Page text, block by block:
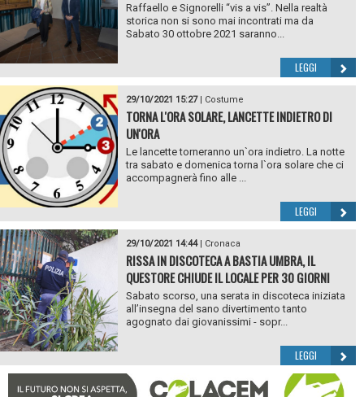
Raffaello e Signorelli “vis a vis”. Nella realtà
storica non si sono mai incontrati ma da
Sabato 30 ottobre 2021 saranno...
LEGGI
29/10/2021 15:27| Costume
TORNA L'ORA SOLARE, LANCETTE INDIETRO DI
UN'ORA
Le lancette torneranno un`ora indietro. La notte
tra sabato e domenica torna l`ora solare che ci
accompagnerà fino alle ...
LEGGI
29/10/2021 14:44| Cronaca
RISSA IN DISCOTECA A BASTIA UMBRA, IL
QUESTORE CHIUDE IL LOCALE PER 30 GIORNI
Sabato scorso, una serata in discoteca iniziata
all’insegna del sano divertimento tanto
agognato dai giovanissimi - sopr...
LEGGI